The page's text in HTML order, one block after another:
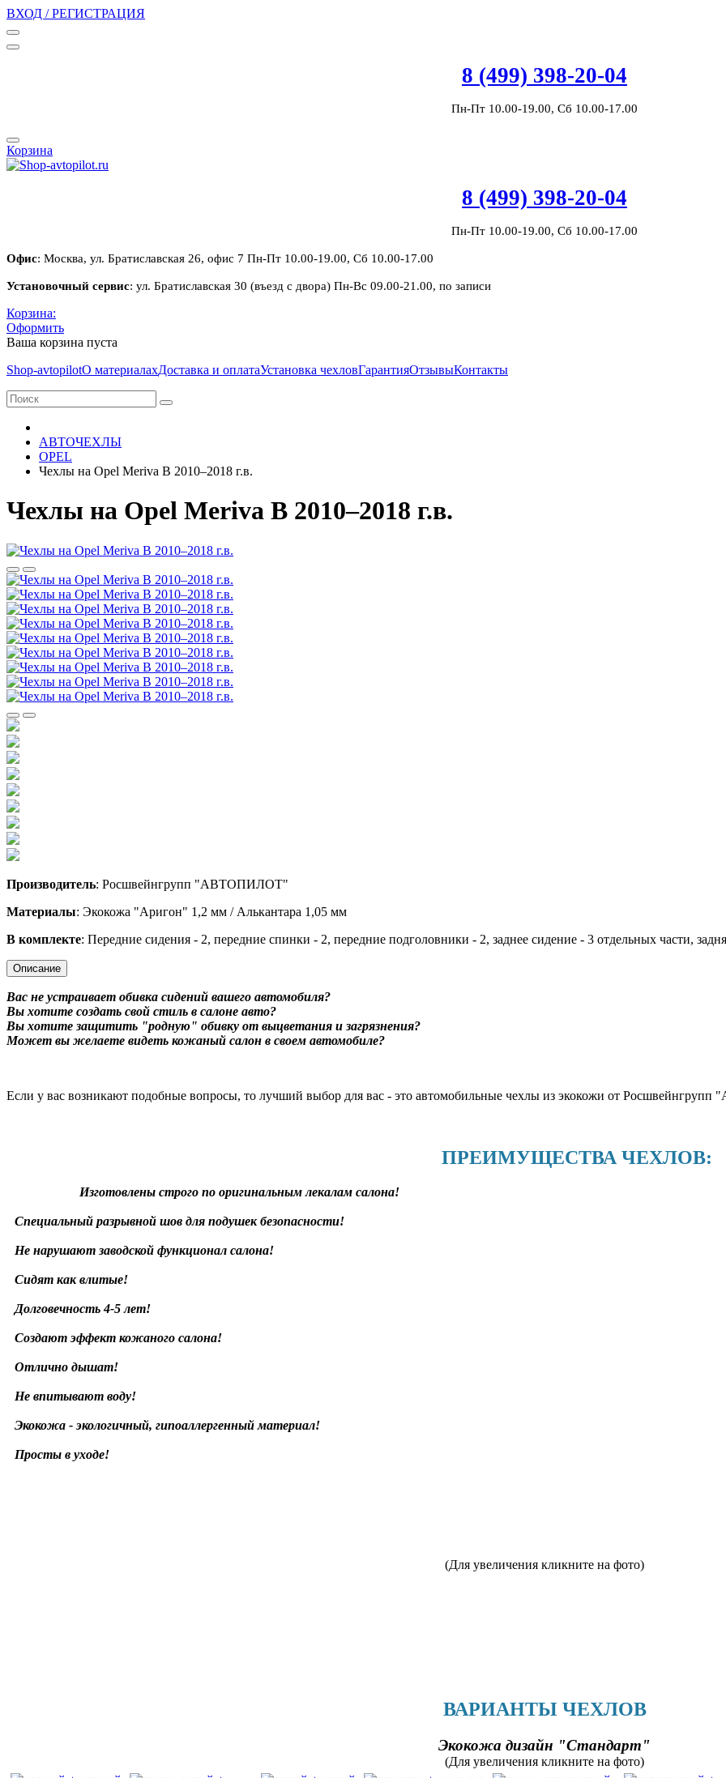
ВХОД / РЕГИСТРАЦИЯ
8 (499) 398-20-04
Пн-Пт 10.00-19.00, Сб 10.00-17.00
Корзина
8 (499) 398-20-04
Пн-Пт 10.00-19.00, Сб 10.00-17.00
Офис: Москва, ул. Братиславская 26, офис 7 Пн-Пт 10.00-19.00, Сб 10.00-17.00
Установочный сервис: ул. Братиславская 30 (въезд с двора) Пн-Вс 09.00-21.00, по записи
Корзина:
Оформить
Ваша корзина пуста
Shop-avtopilotО материалахДоставка и оплатаУстановка чехловГарантияОтзывыКонтакты
АВТОЧЕХЛЫ
OPEL
Чехлы на Opel Meriva B 2010–2018 г.в.
Чехлы на Opel Meriva B 2010–2018 г.в.
Производитель: Росшвейнгрупп "АВТОПИЛОТ"
Материалы: Экокожа "Аригон" 1,2 мм / Алькантара 1,05 мм
В комплекте: Передние сидения - 2, передние спинки - 2, передние подголовники - 2, заднее сидение - 3 отдельных части,
Описание
Вас не устраивает обивка сидений вашего автомобиля?
Вы хотите создать свой стиль в салоне авто?
Вы хотите защитить "родную" обивку от выцветания и загрязнения?
Может вы желаете видеть кожаный салон в своем автомобиле?
Если у вас возникают подобные вопросы, то лучший выбор для вас - это автомобильные чехлы из экокожи от
ПРЕИМУЩЕСТВА ЧЕХЛОВ:
Изготовлены строго по оригинальным лекалам салона!
Специальный разрывной шов для подушек безопасности!
Не нарушают заводской функционал салона!
Сидят как влитые!
Долговечность 4-5 лет!
Создают эффект кожаного салона!
Отлично дышат!
Не впитывают воду!
Экокожа - экологичный, гипоаллергенный материал!
Просты в уходе!
(Для увеличения кликните на фото)
ВАРИАНТЫ ЧЕХЛОВ
Экокожа дизайн "Стандарт"
(Для увеличения кликните на фото)